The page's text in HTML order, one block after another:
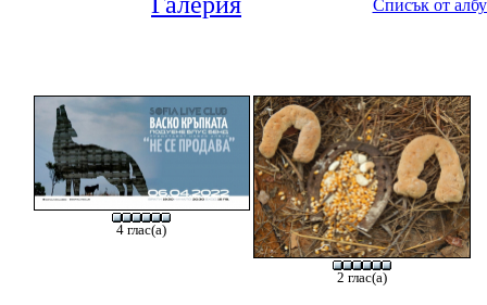
Списък от
4 глас(а)
2 глас(а)